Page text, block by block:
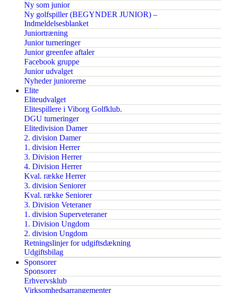
Ny som junior
Ny golfspiller (BEGYNDER JUNIOR) –
Indmeldelsesblanket
Juniortræning
Junior turneringer
Junior greenfee aftaler
Facebook gruppe
Junior udvalget
Nyheder juniorerne
Elite
Eliteudvalget
Elitespillere i Viborg Golfklub.
DGU turneringer
Elitedivision Damer
2. division Damer
1. division Herrer
3. Division Herrer
4. Division Herrer
Kval. række Herrer
3. division Seniorer
Kval. række Seniorer
3. Division Veteraner
1. division Superveteraner
1. Division Ungdom
2. division Ungdom
Retningslinjer for udgiftsdækning
Udgiftsbilag
Sponsorer
Sponsorer
Erhvervsklub
Virksomhedsarrangementer